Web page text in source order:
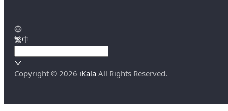
繁中
Copyright © 2026 iKala All Rights Reserved.